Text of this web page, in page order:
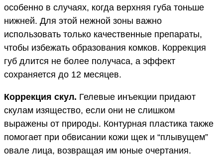
особенно в случаях, когда верхняя губа тоньше
нижней. Для этой нежной зоны важно
использовать только качественные препараты,
чтобы избежать образования комков. Коррекция
губ длится не более получаса, а эффект
сохраняется до 12 месяцев.
Коррекция скул. Гелевые инъекции придают
скулам изящество, если они не слишком
выражены от природы. Контурная пластика также
помогает при обвисании кожи щек и “плывущем”
овале лица, возвращая им юные очертания.